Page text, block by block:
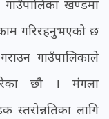
खण्डमा
काम गरिरहनुभएको छ
गाउँपालिकाले
छौ । मंगला
स्तरोन्नतिका लागि